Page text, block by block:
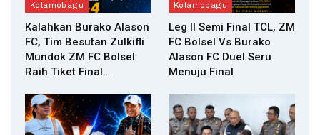
Kotamobagu
Kalahkan Burako Alason
FC, Tim Besutan Zulkifli
Mundok ZM FC Bolsel
Raih Tiket Final…
Kotamobagu
Leg II Semi Final TCL, ZM
FC Bolsel Vs Burako
Alason FC Duel Seru
Menuju Final